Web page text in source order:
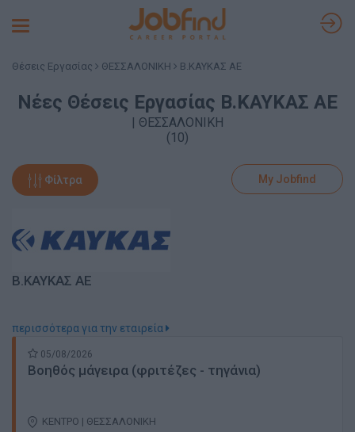
Toggle
Θέσεις Εργασίας ΘΕΣΣΑΛΟΝΙΚΗ Β.ΚΑΥΚΑΣ ΑΕ
Νέες Θέσεις Εργασίας Β.ΚΑΥΚΑΣ ΑΕ
| ΘΕΣΣΑΛΟΝΙΚΗ
(10)
Φίλτρα My Jobfind
Β.ΚΑΥΚΑΣ ΑΕ
περισσότερα για την εταιρεία
05/08/2026
Βοηθός μάγειρα (φριτέζες - τηγάνια)
ΚΕΝΤΡΟ | ΘΕΣΣΑΛΟΝΙΚΗ